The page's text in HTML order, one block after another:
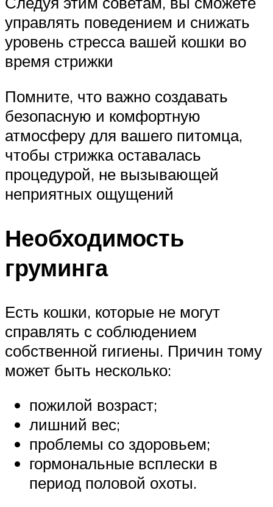
управлять поведением и снижать
уровень стресса вашей кошки во
время стрижки
Помните, что важно создавать
безопасную и комфортную
атмосферу для вашего питомца,
чтобы стрижка оставалась
процедурой, не вызывающей
неприятных ощущений
Необходимость
груминга
Есть кошки, которые не могут
справлять с соблюдением
собственной гигиены. Причин тому
может быть несколько:
пожилой возраст;
лишний вес;
проблемы со здоровьем;
гормональные всплески в
период половой охоты.